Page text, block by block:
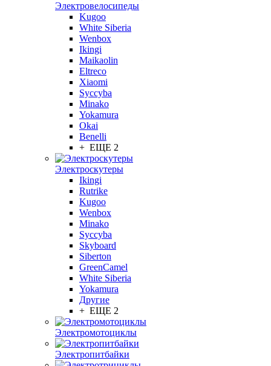
Электровелосипеды
Kugoo
White Siberia
Wenbox
Ikingi
Maikaolin
Eltreco
Xiaomi
Syccyba
Minako
Yokamura
Okai
Benelli
+ ЕЩЕ 2
Электроскутеры
Ikingi
Rutrike
Kugoo
Wenbox
Minako
Syccyba
Skyboard
Siberton
GreenCamel
White Siberia
Yokamura
Другие
+ ЕЩЕ 2
Электромотоциклы
Электропитбайки